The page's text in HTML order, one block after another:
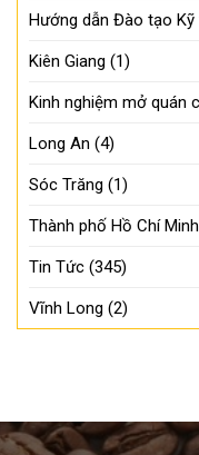
Hướng dẫn Đào tạo Kỹ
Kiên Giang (1)
Kinh nghiệm mở quán
Long An (4)
Sóc Trăng (1)
Thành phố Hồ Chí Minh
Tin Tức (345)
Vĩnh Long (2)